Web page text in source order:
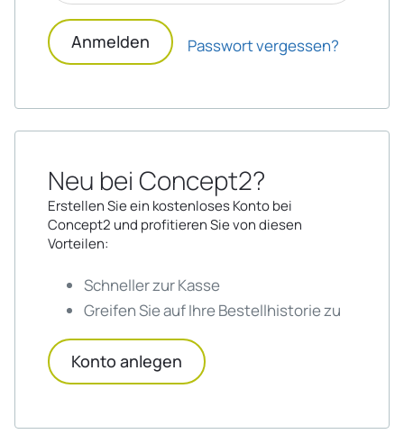
Anmelden Passwort vergessen?
Neu bei Concept2?
Erstellen Sie ein kostenloses Konto bei
Concept2 und profitieren Sie von diesen
Vorteilen:
Schneller zur Kasse
Greifen Sie auf Ihre Bestellhistorie zu
Konto anlegen